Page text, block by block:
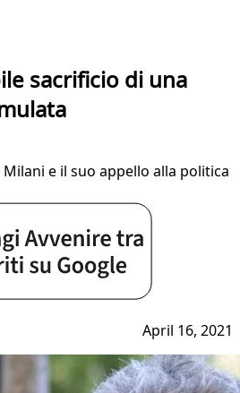
sacrificio di una
Milani e il suo appello alla politica
April 16, 2021